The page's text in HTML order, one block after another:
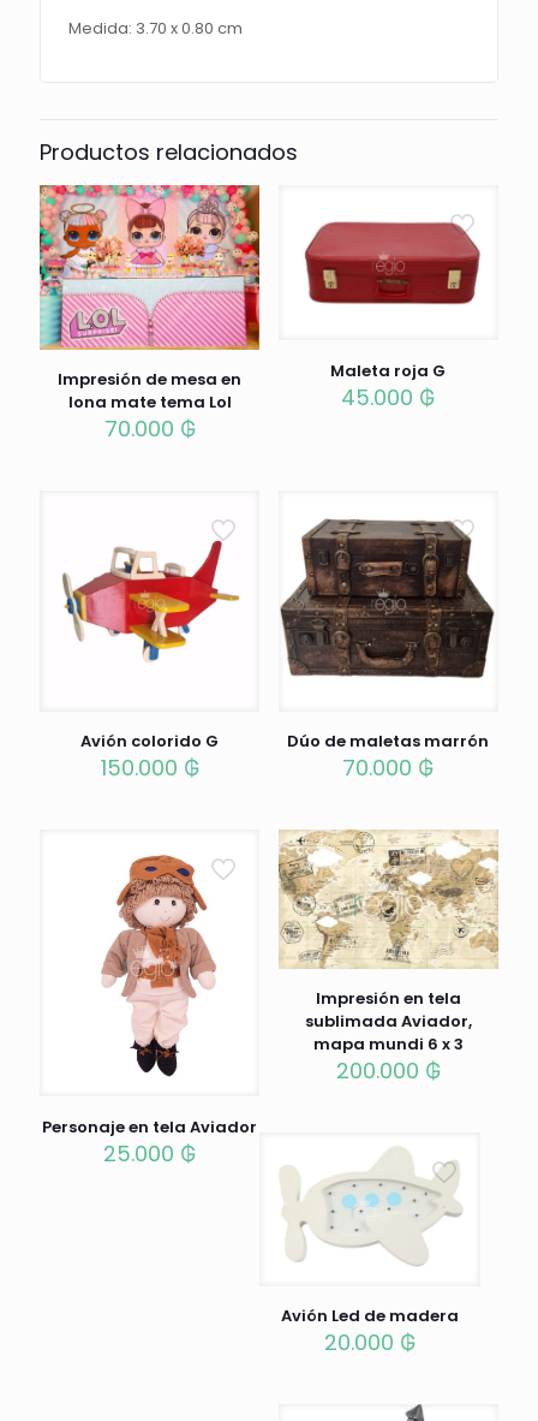
Medida: 3.70 x 0.80 cm
Productos relacionados
Impresión de mesa en
lona mate tema Lol
70.000 ₲
Maleta roja G
45.000 ₲
Avión colorido G
150.000 ₲
Dúo de maletas marrón
70.000 ₲
Personaje en tela Aviador
25.000 ₲
Impresión en tela
sublimada Aviador,
mapa mundi 6 x 3
200.000 ₲
Avión Led de madera
20.000 ₲